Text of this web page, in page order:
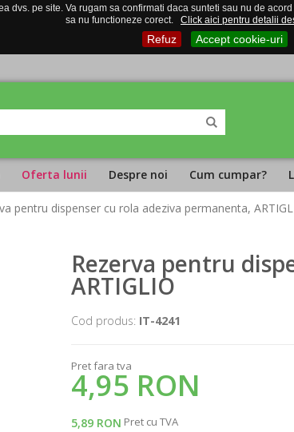
dvs. pe site. Va rugam sa confirmati daca sunteti sau nu de
sa nu functioneze corect.
Click aici pentru detalii
Refuz Accept cookie-uri
Oferta lunii Despre noi Cum cumpar?
pentru dispenser cu rola adeziva permanenta,
Rezerva pentru
ARTIGLIO
Cod produs: IT-4241
Pret fara tva
4,95 RON
5,89 RON Pret cu TVA